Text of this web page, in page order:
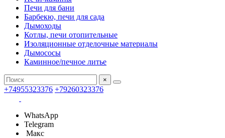
Печи для бани
Барбекю, печи для сада
Дымоходы
Котлы, печи отопительные
Изоляционные отделочные материалы
Дымососы
Каминное/печное литье
×
+74955323376 +79260323376
WhatsApp
Telegram
Макс